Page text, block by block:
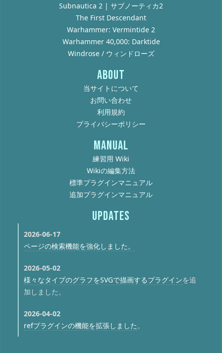
Subnautica 2 | サブノーティカ2
The First Descendant
Warhammer: Vermintide 2
Warhammer 40,000: Darktide
Windrose / ウィンドローズ
ABOUT
当サイトについて
お問い合わせ
利用規約
プライバシーポリシー
MANUAL
練習用 Wiki
Wikiの編集方法
標準プラグインマニュアル
追加プラグインマニュアル
UPDATES
2026-06-17
ページの検索機能を強化しました。
2026-05-02
様々なタイプのグラフをSVGで描画するプラグインを追
加しました。
2026-04-02
refプラグインの機能を拡張しました 。